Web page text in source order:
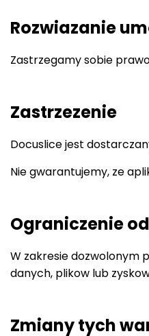
Rozwiazanie
Zastrzegamy sobie
Zastrzezenie
Docuslice jest
Nie gwarantujemy, ze
Ograniczenie
W zakresie dozwolonym
danych, plikow lub
Zmiany tych